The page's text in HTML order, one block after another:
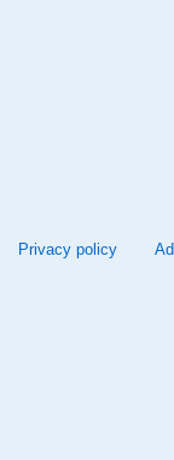
Privacy policy